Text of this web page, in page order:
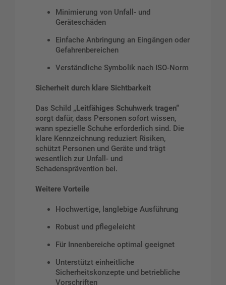
Minimierung von Unfall- und
Geräteschäden
Einfache Anbringung an Eingängen oder
Gefahrenbereichen
Verständliche Symbolik nach ISO-Norm
Sicherheit durch klare Sichtbarkeit
Das Schild „Leitfähiges Schuhwerk tragen“
sorgt dafür, dass Personen sofort wissen,
wann spezielle Schuhe erforderlich sind. Die
klare Kennzeichnung reduziert Risiken,
schützt Personen und Geräte und trägt
wesentlich zur Unfall- und
Schadensprävention bei.
Weitere Vorteile
Hochwertige, langlebige Ausführung
Robust und pflegeleicht
Für Innenbereiche optimal geeignet
Unterstützt einheitliche
Sicherheitskonzepte und betriebliche
Vorschriften